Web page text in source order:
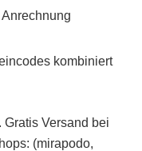
kombiniert
Versand bei
(mirapodo,